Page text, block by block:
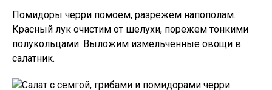
Помидоры черри помоем, разрежем напополам.
Красный лук очистим от шелухи, порежем тонкими
полукольцами. Выложим измельченные овощи в
салатник.